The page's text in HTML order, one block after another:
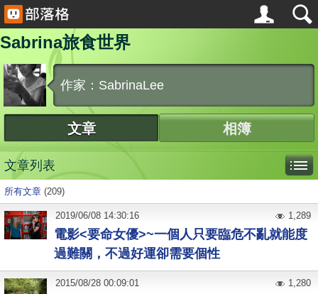
Sabrina旅食世界
作家：SabrinaLee
文章 相簿
文章列表
所有文章 (209)
電影<要命女優>~一個人只要臨危不亂就能度
過難關，不過好運卻需要個性
2019/06/08 14:30:16 1,289
2015/08/28 00:09:01 1,280